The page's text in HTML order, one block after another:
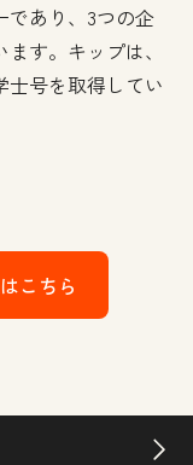
であり、3つの企
す。キップは、
士号を取得してい
こちら